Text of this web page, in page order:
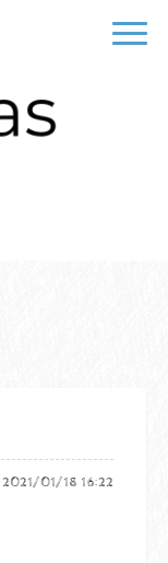
2021/01/18 16:22